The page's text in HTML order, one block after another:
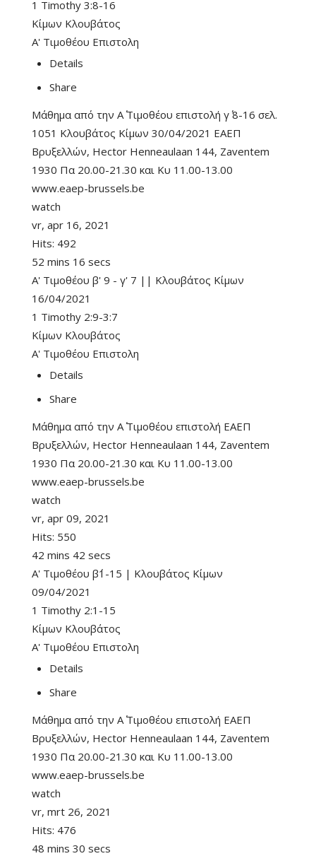
1 Timothy 3:8-16
Κίμων Κλουβάτος
Α' Τιμοθέου Επιστολη
Details
Share
Μάθημα από την Α΄ Τιμοθέου επιστολή γ΄ 8-16 σελ.
1051 Κλουβάτος Κίμων 30/04/2021 ΕΑΕΠ
Βρυξελλών, Hector Henneaulaan 144, Zaventem
1930 Πα 20.00-21.30 και Κυ 11.00-13.00
www.eaep-brussels.be
watch
vr, apr 16, 2021
Hits: 492
52 mins 16 secs
Α' Τιμοθέου β' 9 - γ' 7 || Κλουβάτος Κίμων
16/04/2021
1 Timothy 2:9-3:7
Κίμων Κλουβάτος
Α' Τιμοθέου Επιστολη
Details
Share
Μάθημα από την Α΄ Τιμοθέου επιστολή ΕΑΕΠ
Βρυξελλών, Hector Henneaulaan 144, Zaventem
1930 Πα 20.00-21.30 και Κυ 11.00-13.00
www.eaep-brussels.be
watch
vr, apr 09, 2021
Hits: 550
42 mins 42 secs
Α' Τιμοθέου β΄1-15 | Κλουβάτος Κίμων
09/04/2021
1 Timothy 2:1-15
Κίμων Κλουβάτος
Α' Τιμοθέου Επιστολη
Details
Share
Μάθημα από την Α΄ Τιμοθέου επιστολή ΕΑΕΠ
Βρυξελλών, Hector Henneaulaan 144, Zaventem
1930 Πα 20.00-21.30 και Κυ 11.00-13.00
www.eaep-brussels.be
watch
vr, mrt 26, 2021
Hits: 476
48 mins 30 secs